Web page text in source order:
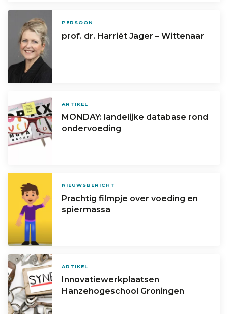
PERSOON
prof. dr. Harriët Jager – Wittenaar
ARTIKEL
MONDAY: landelijke database rond
ondervoeding
NIEUWSBERICHT
Prachtig filmpje over voeding en
spiermassa
ARTIKEL
Innovatiewerkplaatsen
Hanzehogeschool Groningen